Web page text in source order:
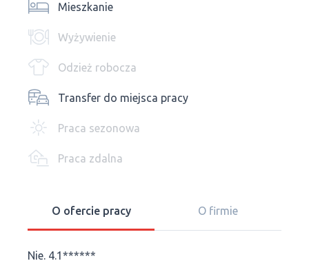
Mieszkanie
Wyżywienie
Odzież robocza
Transfer do miejsca pracy
Praca sezonowa
Praca zdalna
O ofercie pracy O firmie
Nie. 4.1******